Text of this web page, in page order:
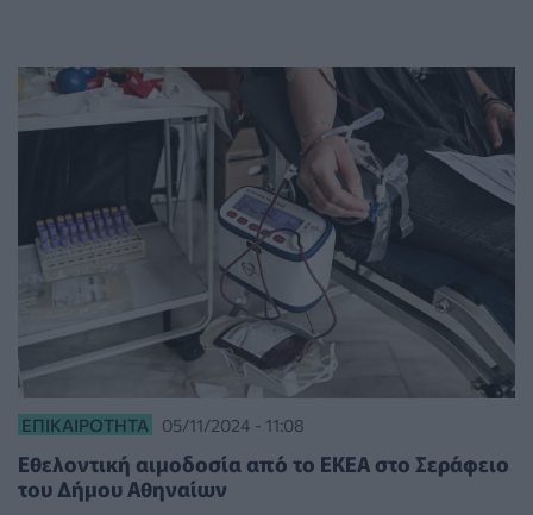
ΕΠΙΚΑΙΡΌΤΗΤΑ 05/11/2024 - 11:08
Εθελοντική αιμοδοσία από το ΕΚΕΑ στο Σεράφειο
του Δήμου Αθηναίων